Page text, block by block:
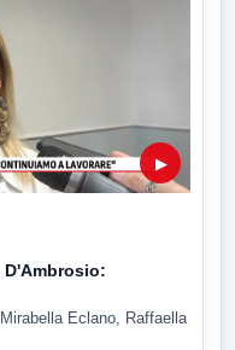
▶
Eclano, Raffaella